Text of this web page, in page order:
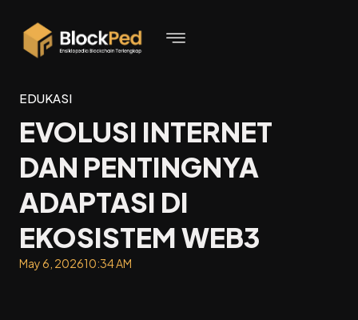
EDUKASI
EVOLUSI INTERNET
DAN PENTINGNYA
ADAPTASI DI
EKOSISTEM WEB3
May 6, 202610:34 AM